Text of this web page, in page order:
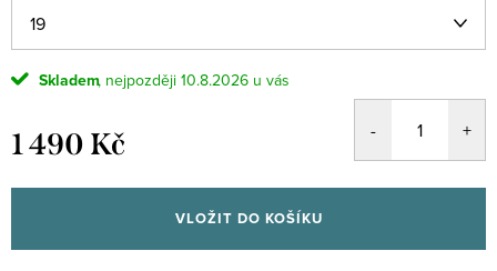
Skladem 10.8.2026
1 490 Kč
cena:
VLOŽIT DO KOŠÍKU